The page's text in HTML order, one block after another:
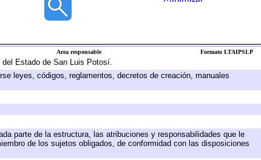
Area responsable Formato LTAIPSLP
Estado de San Luis Potosí.
leyes, códigos, reglamentos, decretos de creación, manuales
parte de la estructura, las atribuciones y responsabilidades que le
de los sujetos obligados, de conformidad con las disposiciones